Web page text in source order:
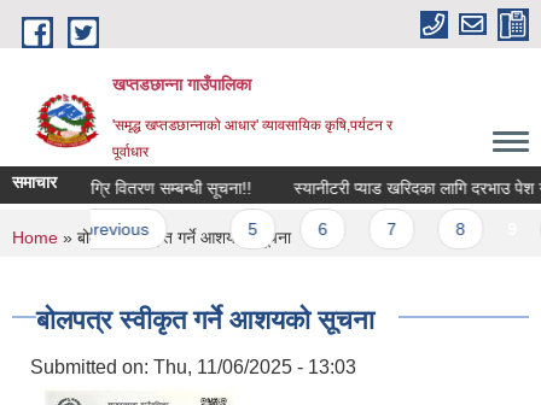
Skip to main content
खप्तडछान्ना गाउँपालिका
'समृद्ध खप्तडछान्नाको आधार' व्यावसायिक कृषि,पर्यटन र
पूर्वाधार
समाचार
कृषि सामग्रि वितरण सम्बन्धी सूचना!! स्यानीटरी प्याड खरिदका ‍लागि दरभाउ पेश
‹ previous … 5
You are here
Home » बोलपत्र स्वीकृत गर्ने आशयको सूचना
बोलपत्र स्वीकृत गर्ने आशयको सूचना
Submitted on: Thu, 11/06/2025 - 13:03